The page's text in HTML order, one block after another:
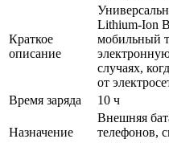
Краткое
описание
Lithium-Ion
мобильный
случаях,
от
Время заряда
10 ч
Назначение
Внешняя
телефонов,